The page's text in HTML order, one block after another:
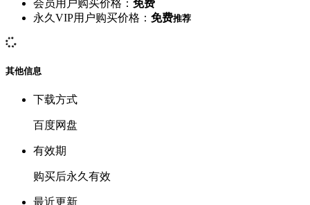
会员用户购买价格： 免费
永久VIP用户购买价格： 免费推荐
其他信息
下载方式
百度网盘
有效期
购买后永久有效
最近更新